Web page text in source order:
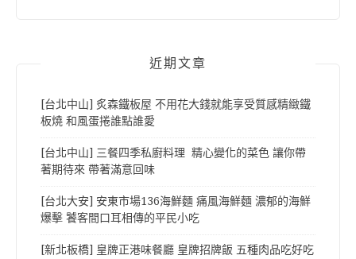
近期文章
[台北中山] 炙森鐵板屋 不用花大錢就能享受質感精緻鐵
板燒 和風蛋捲誰點誰愛
[台北中山] 三餐四季私廚料理 精心變化的菜色 讓你帶
著期待來 帶著滿意回味
[台北大安] 安東市場136海鮮麵 痛風海鮮麵 濃郁的海鮮
爆擊 饕客間口耳相傳的平民小吃
[新北板橋] 皇牌正港味餐廳 皇牌招牌飯 五種肉品吃好吃